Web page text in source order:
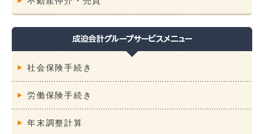
社会保険手続き
労働保険手続き
年末調整計算